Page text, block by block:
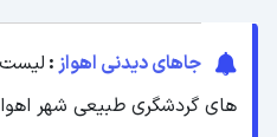
جاهای دیدنی اهواز :
های گردشگری طبیعی شهر